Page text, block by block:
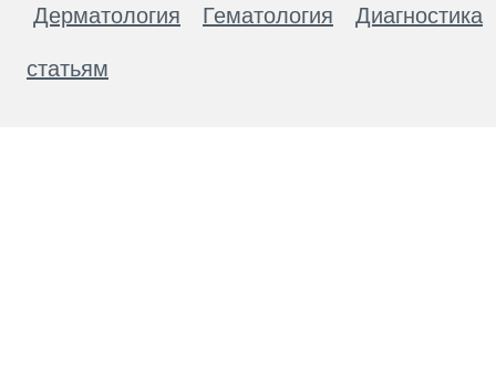
Дерматология Гематология Диагностика
статьям